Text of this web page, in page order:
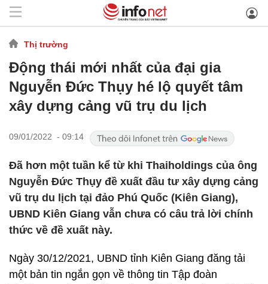
Thị trường
Động thái mới nhất của đại gia
Nguyễn Đức Thụy hé lộ quyết tâm
xây dựng cảng vũ trụ du lịch
09/01/2022 - 09:14
Đã hơn một tuần kể từ khi Thaiholdings của ông
Nguyễn Đức Thụy đề xuất đầu tư xây dựng cảng
vũ trụ du lịch tại đảo Phú Quốc (Kiên Giang),
UBND Kiên Giang vẫn chưa có câu trả lời chính
thức về đề xuất này.
Ngày 30/12/2021, UBND tỉnh Kiên Giang đăng tải
một bản tin ngắn gọn về thông tin Tập đoàn